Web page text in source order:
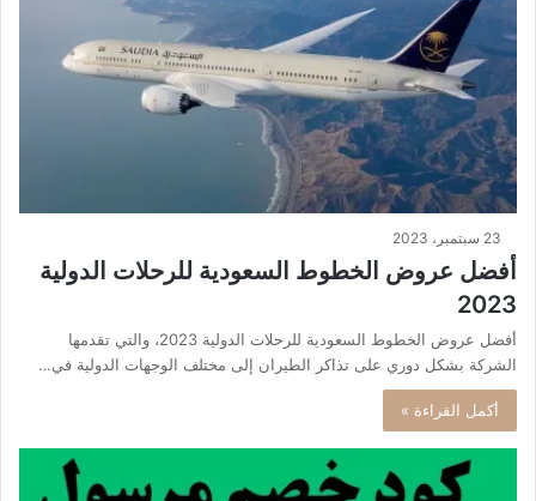
23 سبتمبر، 2023
أفضل عروض الخطوط السعودية للرحلات الدولية
2023
أفضل عروض الخطوط السعودية للرحلات الدولية 2023، والتي تقدمها
الشركة بشكل دوري على تذاكر الطيران إلى مختلف الوجهات الدولية في…
أكمل القراءة »